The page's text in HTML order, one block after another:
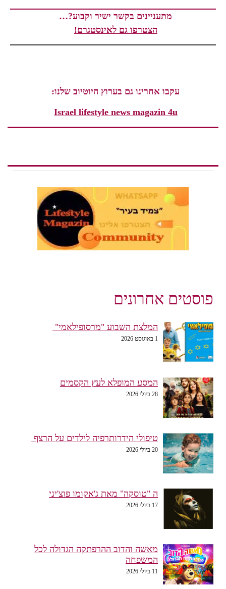
מתעניינים בקשר ישיר וקבוע?…
הצטרפו גם לאינסטגרם!
עקבו אחרינו גם בערוץ היוטיוב שלנו:
Israel lifestyle news magazin 4u
פוסטים אחרונים
המלצת השבוע "מרסופילאמי"
1 באוגוסט 2026
המסע המופלא לעץ הקסמים
28 ביולי 2026
טיפולי הידרותרפיה לילדים על הרצף
20 ביולי 2026
ה "טוסקה" מאת ג'אקומו פוצ'יני
17 ביולי 2026
מאשה והדוב ההרפתקה הגדולה לכל
המשפחה
11 ביולי 2026